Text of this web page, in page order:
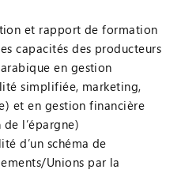
et rapport de formation
capacités des producteurs
en gestion
simplifiée, marketing,
et en gestion financière
l’épargne)
d’un schéma de
Unions par la